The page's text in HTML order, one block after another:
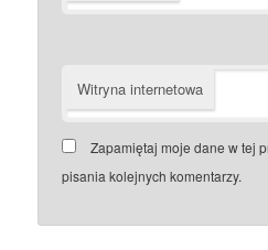
Witryna internetowa
Zapamiętaj moje dane w tej
pisania kolejnych komentarzy.